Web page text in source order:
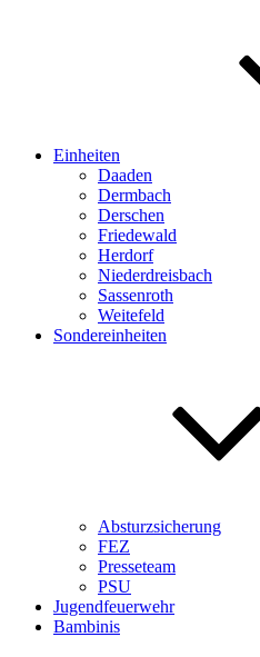
Einheiten
Daaden
Dermbach
Derschen
Friedewald
Herdorf
Niederdreisbach
Sassenroth
Weitefeld
Sondereinheiten
Absturzsicherung
FEZ
Presseteam
PSU
Jugendfeuerwehr
Bambinis